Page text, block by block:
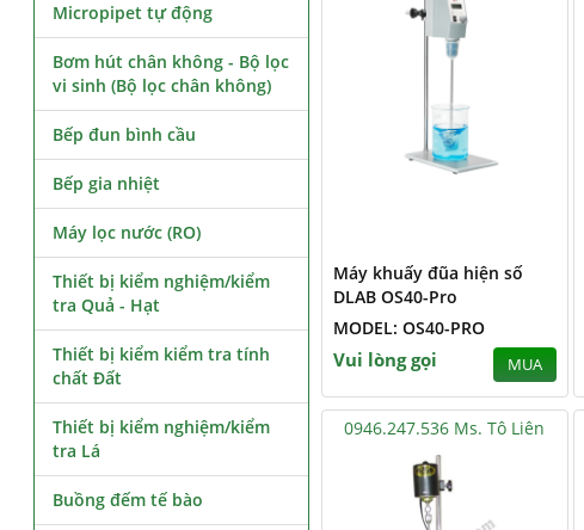
Máy khuấy đũa hiện số
DLAB OS40-Pro
MODEL: OS40-PRO
Vui lòng gọi MUA
0946.247.536 Ms. Tô Liên
Micropipet tự động
Bơm hút chân không - Bộ lọc
vi sinh (Bộ lọc chân không)
Bếp đun bình cầu
Bếp gia nhiệt
Máy lọc nước (RO)
Thiết bị kiểm nghiệm/kiểm
tra Quả - Hạt
Thiết bị kiểm kiểm tra tính
chất Đất
Thiết bị kiểm nghiệm/kiểm
tra Lá
Buồng đếm tế bào